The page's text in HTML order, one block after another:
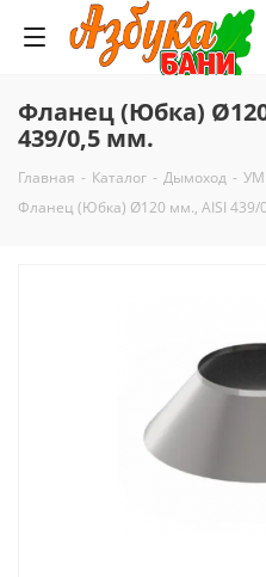
Фланец (Юбка)
439/0,5 мм.
Главная - Каталог - Дымоход -
Фланец (Юбка) Ø120 мм., AISI 439/